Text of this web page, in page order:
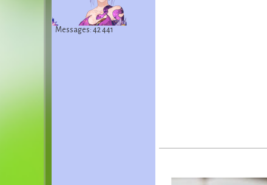
Messages: 42 441